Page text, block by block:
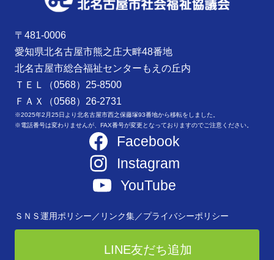
〒481-0006
愛知県北名古屋市熊之庄大畔48番地
北名古屋市総合福祉センターもえの丘内
ＴＥＬ（0568）25-8500
ＦＡＸ（0568）26-2731
※2025年2月25日より北名古屋市西之保藤塚93番地から移転をしました。
※電話番号は変わりませんが、FAX番号が変更となっておりますのでご注意ください。
Facebook
Instagram
YouTube
ＳＮＳ運用ポリシー／ リンク集／プライバシーポリシー
LINE友だち追加